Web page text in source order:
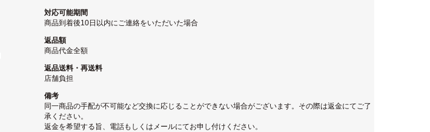
対応可能期間
商品到着後10日以内にご連絡をいただいた場合
返品額
商品代金全額
返品送料・再送料
店舗負担
備考
同一商品の手配が不可能など交換に応じることができない場合がございます。その際は返金にてご了
承ください。
返金を希望する旨、電話もしくはメールにてお申し付けください。